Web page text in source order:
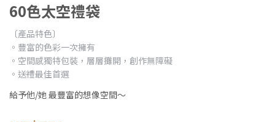
60色太空禮袋
〔產品特色〕
。豐富的色彩一次擁有
。空間感獨特包裝，層層攤開，創作無障礙
。送禮最佳首選
給予他/她 最豐富的想像空間～